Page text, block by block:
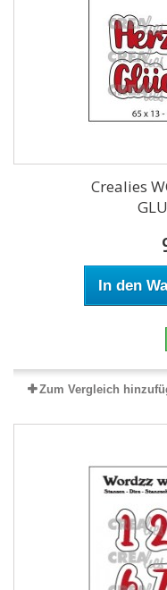
Crealies
In den
Zum Vergleich